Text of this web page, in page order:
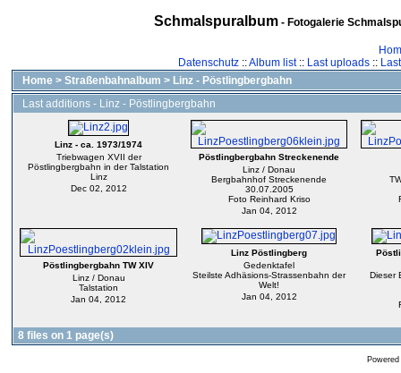
Schmalspuralbum- Fotogalerie
Datenschutz::Album list:: Last uploads::
Home > Straßenbahnalbum > Linz - Pöstlingbergbahn
Last additions - Linz - Pöstlingbergbahn
Linz - ca. 1973/1974
Triebwagen XVII der
Pöstlingbergbahn in der Talstation
Linz
Dec 02, 2012
Pöstlingbergbahn Streckenende
Linz / Donau
Bergbahnhof Streckenende
30.07.2005
Foto Reinhard Kriso
Jan 04, 2012
Pöstlingbergbahn TW XIV
Linz / Donau
Talstation
Jan 04, 2012
Linz Pöstlingberg
Gedenktafel
Steilste Adhäsions-Strassenbahn der
Welt!
Jan 04, 2012
Dieser
8 files on 1 page(s)